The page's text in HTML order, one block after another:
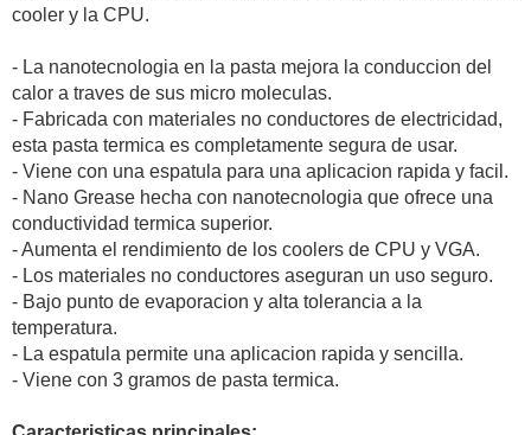
cooler y la CPU.
- La nanotecnologia en la pasta mejora la conduccion del
calor a traves de sus micro moleculas.
- Fabricada con materiales no conductores de electricidad,
esta pasta termica es completamente segura de usar.
- Viene con una espatula para una aplicacion rapida y facil.
- Nano Grease hecha con nanotecnologia que ofrece una
conductividad termica superior.
- Aumenta el rendimiento de los coolers de CPU y VGA.
- Los materiales no conductores aseguran un uso seguro.
- Bajo punto de evaporacion y alta tolerancia a la
temperatura.
- La espatula permite una aplicacion rapida y sencilla.
- Viene con 3 gramos de pasta termica.